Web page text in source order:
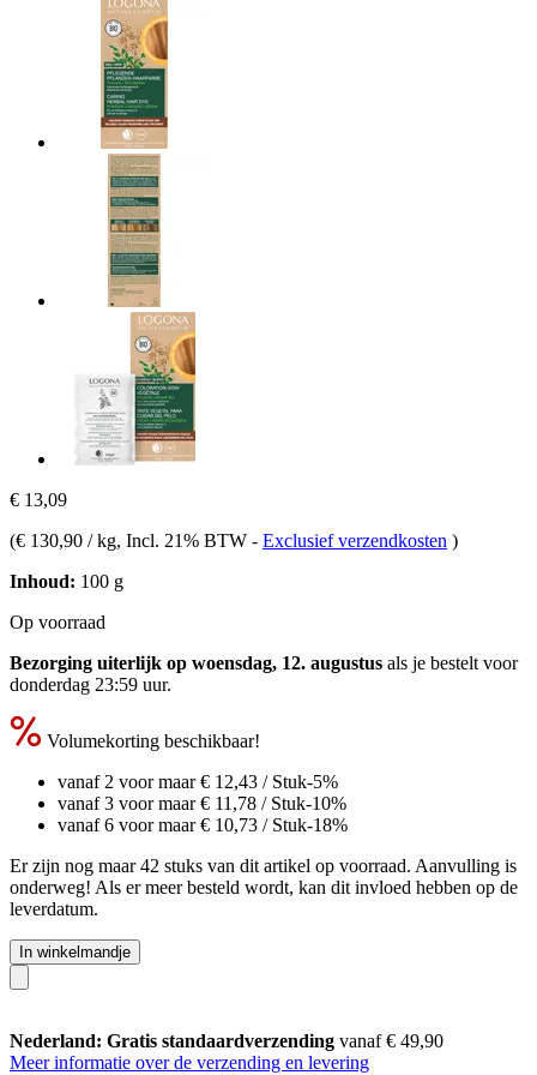
€ 13,09
(€ 130,90 / kg, Incl. 21% BTW - Exclusief verzendkosten )
Inhoud: 100 g
Op voorraad
Bezorging uiterlijk op woensdag, 12. augustus als je bestelt voor
donderdag 23:59 uur.
Volumekorting beschikbaar!
vanaf 2 voor maar€ 12,43 / Stuk-5%
vanaf 3 voor maar€ 11,78 / Stuk-10%
vanaf 6 voor maar€ 10,73 / Stuk-18%
Er zijn nog maar 42 stuks van dit artikel op voorraad. Aanvulling is
onderweg! Als er meer besteld wordt, kan dit invloed hebben op de
leverdatum.
In winkelmandje
Nederland: Gratis standaardverzending vanaf € 49,90
Meer informatie over de verzending en levering